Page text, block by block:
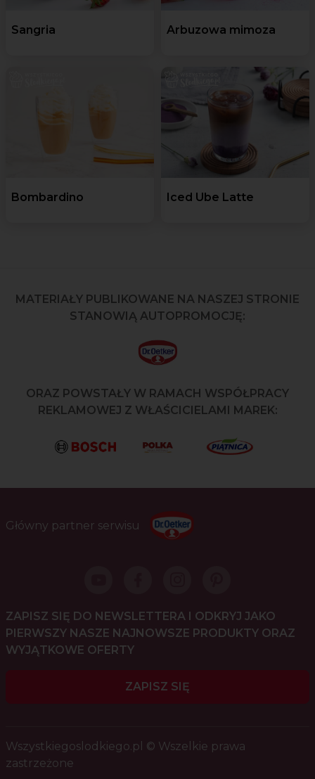
Sangria Arbuzowa mimoza
Bombardino Iced Ube Latte
MATERIAŁY PUBLIKOWANE NA NASZEJ STRONIE
STANOWIĄ AUTOPROMOCJĘ:
ORAZ POWSTAŁY W RAMACH WSPÓŁPRACY
REKLAMOWEJ Z WŁAŚCICIELAMI MAREK:
Główny partner serwisu
ZAPISZ SIĘ DO NEWSLETTERA I ODKRYJ JAKO
PIERWSZY NASZE NAJNOWSZE PRODUKTY ORAZ
WYJĄTKOWE OFERTY
ZAPISZ SIĘ
Wszystkiegoslodkiego.pl © Wszelkie prawa
zastrzeżone